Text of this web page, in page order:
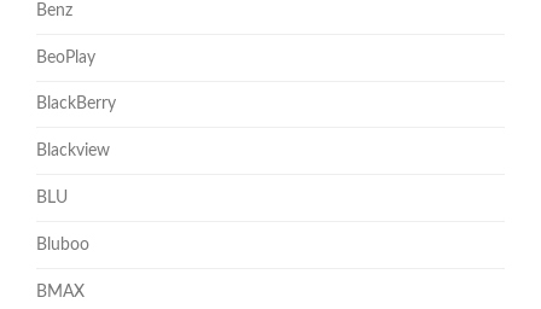
Benz
BeoPlay
BlackBerry
Blackview
BLU
Bluboo
BMAX